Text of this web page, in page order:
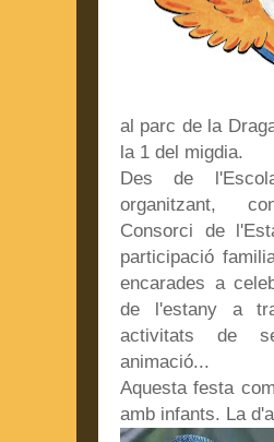
al parc de la
la 1 del migdia.
Des de
organitzant,
Consorci de
participació
encarades a
de l'estany a
activitats de
animació...
Aquesta festa
amb infants. La